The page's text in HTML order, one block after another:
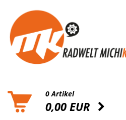
0 Artikel
0,00 EUR